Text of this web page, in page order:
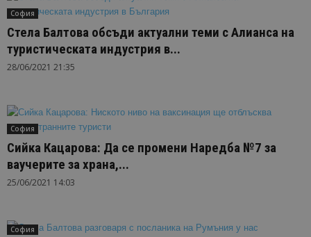
София
Стела Балтова обсъди актуални теми с Алианса на
туристическата индустрия в...
28/06/2021 21:35
София
Сийка Кацарова: Да се промени Наредба №7 за
ваучерите за храна,...
25/06/2021 14:03
София